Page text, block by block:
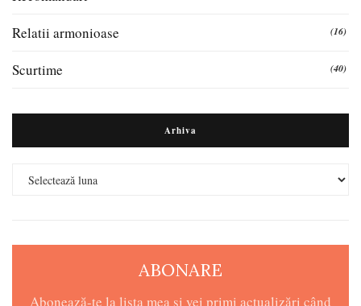
Relatii armonioase (16)
Scurtime (40)
Arhiva
ABONARE
Abonează-te la lista mea și vei primi actualizări când